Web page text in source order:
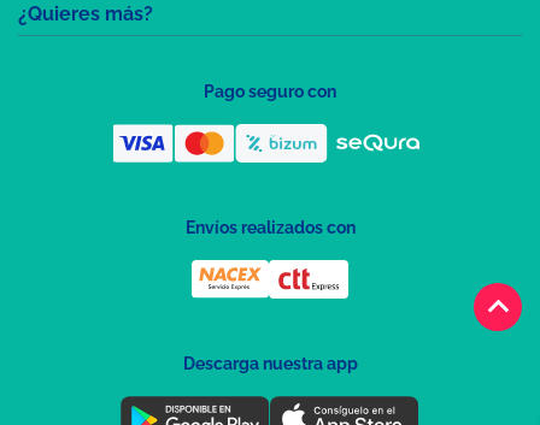
keyboard_arrow_up
¿Quieres más?
Pago seguro con
Envíos realizados con
Descarga nuestra app